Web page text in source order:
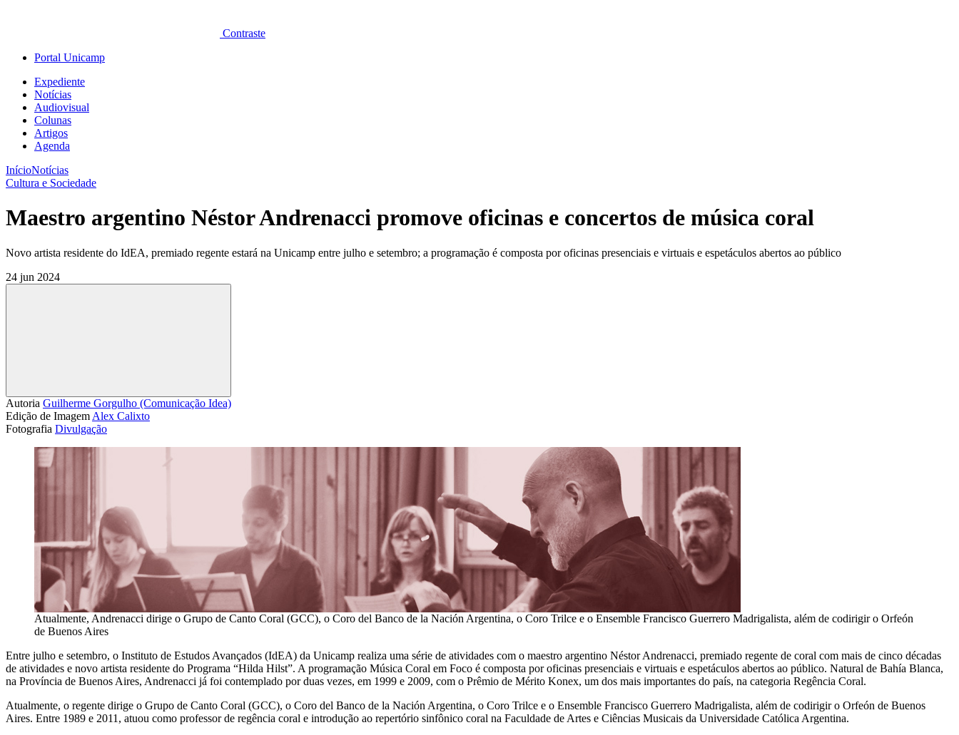
Contraste
Portal Unicamp
Expediente
Notícias
Audiovisual
Colunas
Artigos
Agenda
InícioNotícias
Cultura e Sociedade
Maestro argentino Néstor Andrenacci promove oficinas e concertos de música coral
Novo artista residente do IdEA, premiado regente estará na Unicamp entre julho e setembro; a programação é composta por oficinas presenciais e virtuais e espetáculos abertos ao público
24 jun 2024
Compartilhar
Autoria Guilherme Gorgulho (Comunicação Idea)
Edição de Imagem Alex Calixto
Fotografia Divulgação
Atualmente, Andrenacci dirige o Grupo de Canto Coral (GCC), o Coro del Banco de la Nación Argentina, o Coro Trilce e o Ensemble Francisco Guerrero Madrigalista, além de codirigir o Orfeón
de Buenos Aires
Entre julho e setembro, o Instituto de Estudos Avançados (IdEA) da Unicamp realiza uma série de atividades com o maestro argentino Néstor Andrenacci, premiado regente de coral com mais de cinco décadas
de atividades e novo artista residente do Programa “Hilda Hilst”. A programação Música Coral em Foco é composta por oficinas presenciais e virtuais e espetáculos abertos ao público. Natural de Bahía Blanca,
na Província de Buenos Aires, Andrenacci já foi contemplado por duas vezes, em 1999 e 2009, com o Prêmio de Mérito Konex, um dos mais importantes do país, na categoria Regência Coral.
Atualmente, o regente dirige o Grupo de Canto Coral (GCC), o Coro del Banco de la Nación Argentina, o Coro Trilce e o Ensemble Francisco Guerrero Madrigalista, além de codirigir o Orfeón de Buenos
Aires. Entre 1989 e 2011, atuou como professor de regência coral e introdução ao repertório sinfônico coral na Faculdade de Artes e Ciências Musicais da Universidade Católica Argentina.